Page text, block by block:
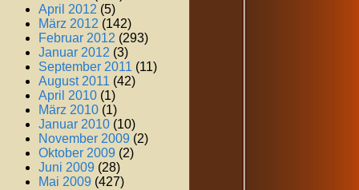
April 2012 (5)
März 2012 (142)
Februar 2012 (293)
Januar 2012 (3)
September 2011 (11)
August 2011 (42)
April 2010 (1)
März 2010 (1)
Januar 2010 (10)
November 2009 (2)
Oktober 2009 (2)
Juni 2009 (28)
Mai 2009 (427)